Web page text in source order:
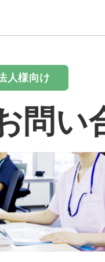
人様向け
問い